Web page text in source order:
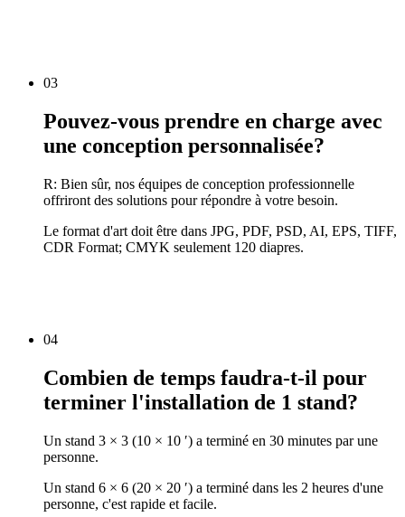
03
Pouvez-vous prendre en charge avec
une conception personnalisée?
R: Bien sûr, nos équipes de conception professionnelle
offriront des solutions pour répondre à votre besoin.
Le format d'art doit être dans JPG, PDF, PSD, AI, EPS, TIFF,
CDR Format; CMYK seulement 120 diapres.
04
Combien de temps faudra-t-il pour
terminer l'installation de 1 stand?
Un stand 3 × 3 (10 × 10 ′) a terminé en 30 minutes par une
personne.
Un stand 6 × 6 (20 × 20 ′) a terminé dans les 2 heures d'une
personne, c'est rapide et facile.